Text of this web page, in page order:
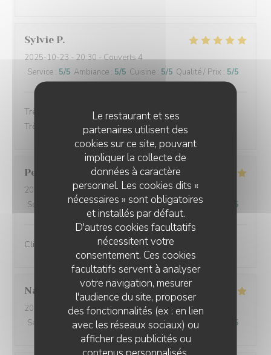
Le restaurant et ses
partenaires utilisent des
cookies sur ce site, pouvant
impliquer la collecte de
données à caractère
personnel. Les cookies dits «
nécessaires » sont obligatoires
et installés par défaut.
D'autres cookies facultatifs
nécessitent votre
consentement. Ces cookies
facultatifs servent à analyser
votre navigation, mesurer
l'audience du site, proposer
des fonctionnalités (ex : en lien
avec les réseaux sociaux) ou
afficher des publicités ou
Sylvie P
2025-10-23- 20:30 - Couverts 4
Service : 5/5 Ambiance : 5/5 Cuisine : 5/5 Qualité / Prix : 5/5
Très bon accueil, les plats étaient très bon et soignés.
Très bon service.
Perret
2025-10-21
- 13:00 - Couverts 2
Service
/5 Ambiance :5 /5 Cuisine:5/5 Qualité / Prix /5
Client fidèle et jamais déçu
Nathalie
2025-10-20- 12:00 - Couverts 3
Service
Ambiance :5/5 Cuisine: 5/5 Qualité / Prix /5